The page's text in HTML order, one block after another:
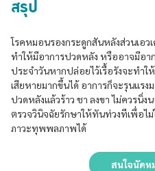
สรุป
โรคหมอนรองกระดูกสันหลังส่วนเอ
ทำให้มีอาการปวดหลัง หรืออาจมีอา
ประจำวันหากปล่อยไว้เรื้อรังจะทำ
เสียหายมากขึ้นได้ อาการก็จะรุนแร
ปวดหลังแล้วร้าว ชา ลงขา ไม่ควรนิ่
ตรวจวินิจฉัยรักษาให้ทันท่วงทีเพื่อไม่
ภาวะทุพพลภาพได้
สนใจนัด